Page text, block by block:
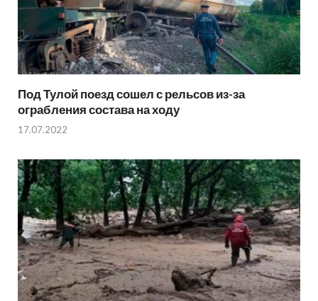
Под Тулой поезд сошел с рельсов из-за
ограбления состава на ходу
17.07.2022